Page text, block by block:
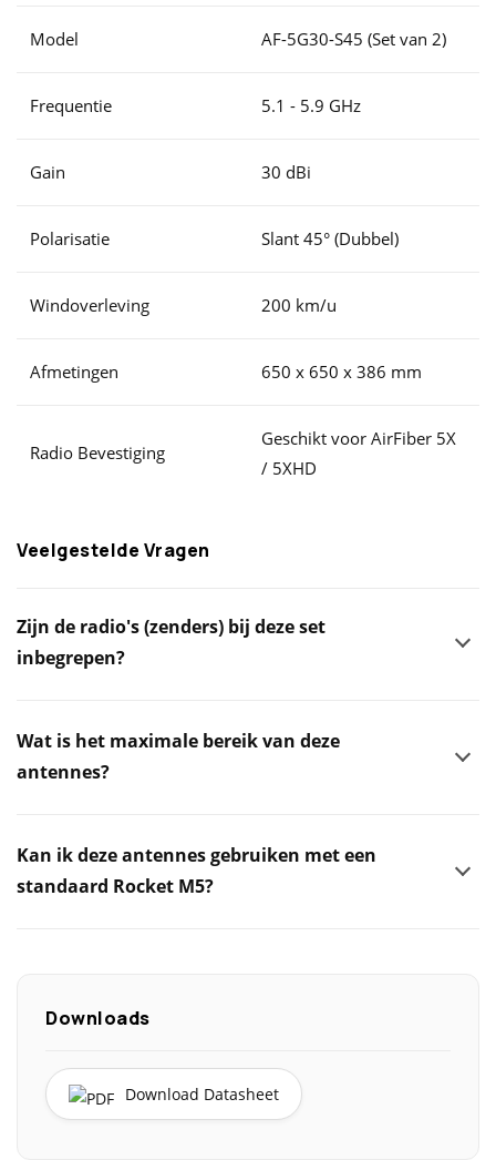
Model AF-5G30-S45 (Set van 2)
Frequentie 5.1 - 5.9 GHz
Gain 30 dBi
Polarisatie Slant 45° (Dubbel)
Windoverleving 200 km/u
Afmetingen 650 x 650 x 386 mm
Radio Bevestiging
Geschikt voor AirFiber 5X
/ 5XHD
Veelgestelde Vragen
Zijn de radio's (zenders) bij deze set
inbegrepen?
Wat is het maximale bereik van deze
antennes?
Kan ik deze antennes gebruiken met een
standaard Rocket M5?
Downloads
Download Datasheet